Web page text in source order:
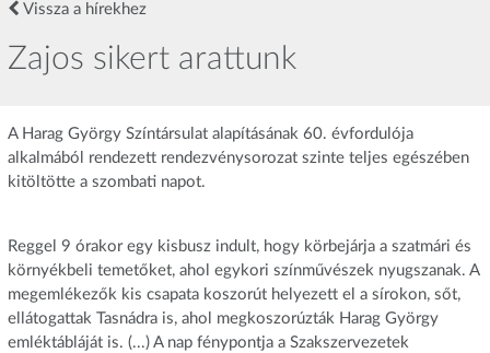
Vissza a hírekhez
Zajos sikert arattunk
A Harag György Színtársulat alapításának 60. évfordulója
alkalmából rendezett rendezvénysorozat szinte teljes egészében
kitöltötte a szombati napot.
Reggel 9 órakor egy kisbusz indult, hogy körbejárja a szatmári és
környékbeli temetőket, ahol egykori színművészek nyugszanak. A
megemlékezők kis csapata koszorút helyezett el a sírokon, sőt,
ellátogattak Tasnádra is, ahol megkoszorúzták Harag György
emléktábláját is. (...) A nap fénypontja a Szakszervezetek